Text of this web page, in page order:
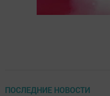
ПОСЛЕДНИЕ НОВОСТИ